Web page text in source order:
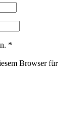
*
Browser für